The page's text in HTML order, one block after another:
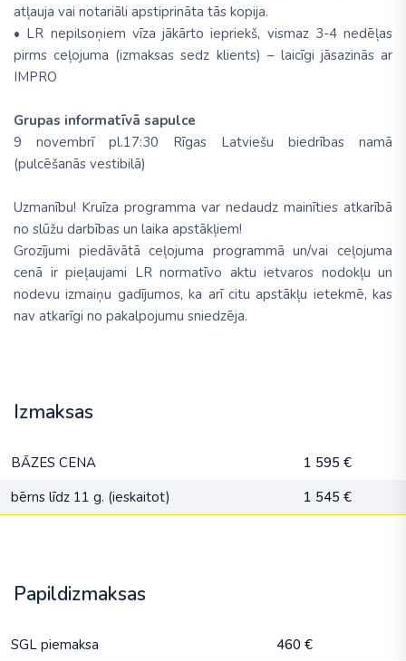
atļauja vai notariāli apstiprināta tās kopija.
• LR nepilsoņiem vīza jākārto iepriekš, vismaz 3-4 nedēļas
pirms ceļojuma (izmaksas sedz klients) – laicīgi jāsazinās ar
IMPRO
Grupas informatīvā sapulce
9 novembrī pl.17:30 Rīgas Latviešu biedrības namā
(pulcēšanās vestibilā)
Uzmanību! Kruīza programma var nedaudz mainīties atkarībā
no slūžu darbības un laika apstākļiem!
Grozījumi piedāvātā ceļojuma programmā un/vai ceļojuma
cenā ir pieļaujami LR normatīvo aktu ietvaros nodokļu un
nodevu izmaiņu gadījumos, ka arī citu apstākļu ietekmē, kas
nav atkarīgi no pakalpojumu sniedzēja.
Izmaksas
BĀZES CENA
1 595 €
bērns līdz 11 g. (ieskaitot)
1 545 €
Papildizmaksas
SGL piemaksa 460 €